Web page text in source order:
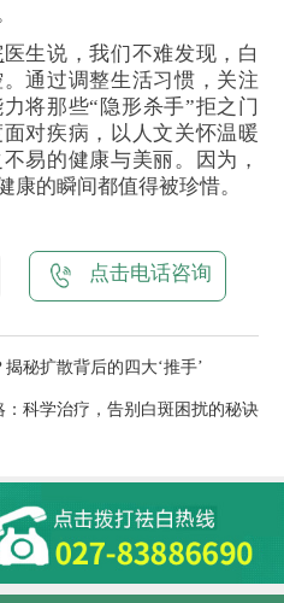
医生说，我们不难发现，白
通过调整生活习惯，关注
将那些“隐形杀手”拒之门
对疾病，以人文关怀温暖
易的健康与美丽。因为，
康的瞬间都值得被珍惜。
点击电话咨询
秘扩散背后的四大‘推手’
科学治疗，告别白斑困扰的秘诀